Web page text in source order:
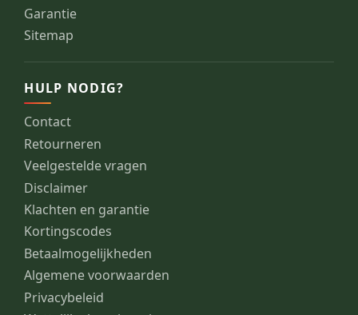
Garantie
Sitemap
HULP NODIG?
Contact
Retourneren
Veelgestelde vragen
Disclaimer
Klachten en garantie
Kortingscodes
Betaalmogelijkheden
Algemene voorwaarden
Privacybeleid